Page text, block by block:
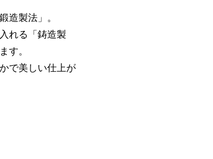
造製法」。
れる「鋳造製
す。
で美しい仕上が